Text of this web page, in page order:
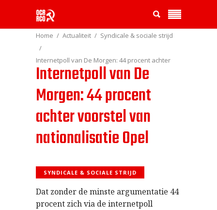
Home Actualiteit Syndicale & sociale strijd
Internetpoll van De Morgen: 44 procent achter
voorstel van nationalisatie Opel
Internetpoll van De
Morgen: 44 procent
achter voorstel van
nationalisatie Opel
SYNDICALE & SOCIALE STRIJD
Dat zonder de minste argumentatie 44
procent zich via de internetpoll